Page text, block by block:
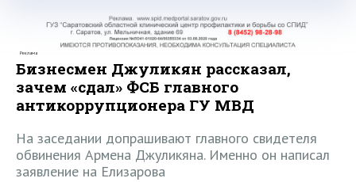
Реклама
Бизнесмен Джуликян рассказал,
зачем «сдал» ФСБ главного
антикоррупционера ГУ МВД
На заседании допрашивают главного свидетеля
обвинения Армена Джуликяна. Именно он написал
заявление на Елизарова